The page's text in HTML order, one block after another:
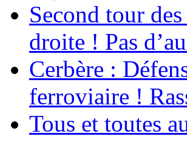
Second tour
droite ! Pas
Cerbère :
ferroviaire !
Tous et toutes